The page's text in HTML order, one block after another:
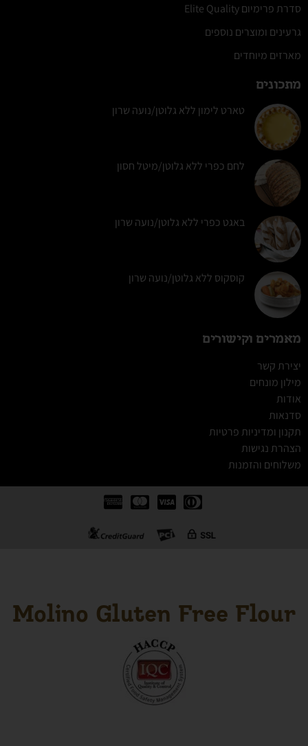
סדרת פרימיום Elite Quality
גרעינים ומוצרים נוספים
מארזים מיוחדים
מתכונים
טארט לימון ללא גלוטן/נועה שרון
לחם כפרי ללא גלוטן/מיטל חסון
באגט כפרי ללא גלוטן/נועה שרון
קוסקוס ללא גלוטן/נועה שרון
מאמרים וקישורים
יצירת קשר
מילון מונחים
אודות
סדנאות
תקנון ומדיניות פרטיות
הצהרת נגישות
משלוחים והזמנות
Molino Gluten Free Flour